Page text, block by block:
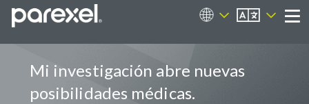
Portal de empleos
ES
Mi investigación abre nuevas
posibilidades médicas.